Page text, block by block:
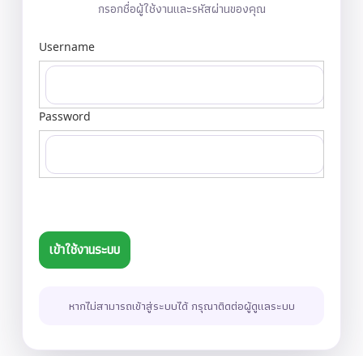
กรอกชื่อผู้ใช้งานและรหัสผ่านของคุณ
Username
Password
หากไม่สามารถเข้าสู่ระบบได้ กรุณาติดต่อผู้ดูแลระบบ